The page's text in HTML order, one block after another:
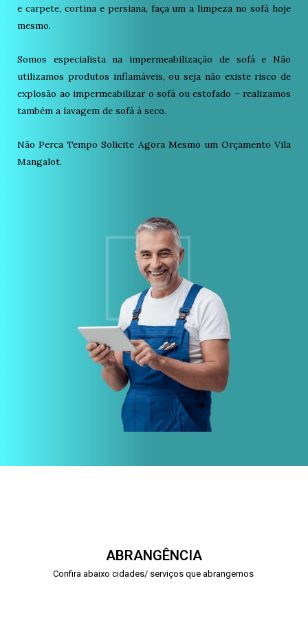
e carpete, cortina e persiana, faça um a limpeza no sofá hoje
mesmo.
Somos especialista na impermeabilização de sofá e Não
utilizamos produtos inflamáveis, ou seja não existe risco de
explosão ao impermeabilizar o sofá ou estofado – realizamos
também a lavagem de sofá à seco.
Não Perca Tempo Solicite Agora Mesmo um Orçamento Vila
Mangalot.
ABRANGÊNCIA
Confira abaixo cidades/ serviços que abrangemos